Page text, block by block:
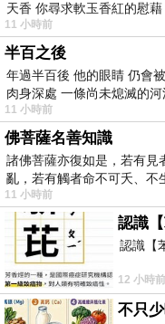
天香 你尋求軟玉香紅的慰
11 小時前
半百之後
年過半百後 他的眼睛 仍會
肉身深處 一條尚未熄滅的
11 小時前
佛菩薩名善知識
諸佛菩薩亦復如是，若有見
亂，若有觸者命不可夭、不
受
11 小時前
認識
認識【
12 小時前